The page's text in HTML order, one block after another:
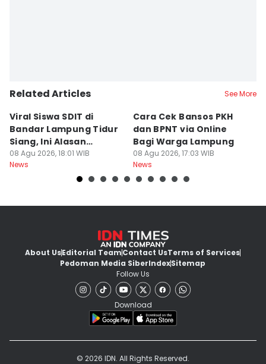
Related Articles See More
Viral Siswa SDIT di
Bandar Lampung Tidur
Siang, Ini Alasan
Sekolah
08 Agu 2026, 18:01 WIB
News
Cara Cek Bansos PKH
dan BPNT via Online
Bagi Warga Lampung
08 Agu 2026, 17:03 WIB
News
About UsEditorial TeamContact UsTerms of Services
Pedoman Media SiberIndexSitemap
Follow Us
Download
© 2026 IDN. All Rights Reserved.